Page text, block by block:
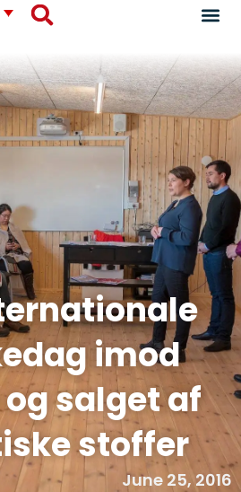
imod
salget af
stoffer
June 25, 2016